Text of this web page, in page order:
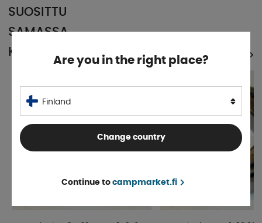
SUOSITTU
SAMASSA
KATEGORIASSA
KATSO KAIKKI TUOTTEET
Are you in the right place?
Finland
Change country
Continue to campmarket.fi